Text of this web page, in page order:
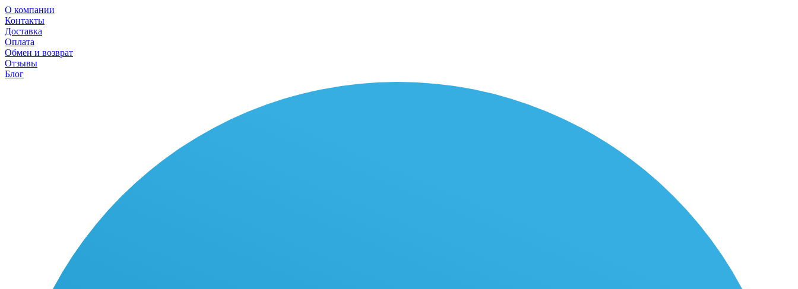
О компании
Контакты
Доставка
Оплата
Обмен и возврат
Отзывы
Блог